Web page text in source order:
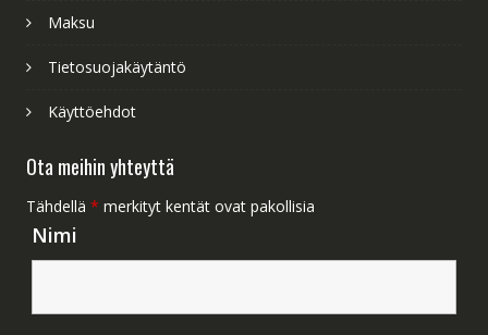
Maksu
Tietosuojakäytäntö
Käyttöehdot
Ota meihin yhteyttä
Tähdellä * merkityt kentät ovat pakollisia
Nimi